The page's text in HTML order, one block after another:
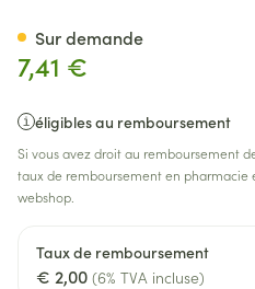
7,41 €
éligibles au remboursement
Si vous avez droit au remboursement
taux de remboursement en pharmacie
webshop.
Taux de remboursement
€ 2,00 (6% TVA incluse)
Sur demande